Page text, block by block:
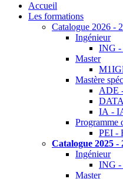
Accueil
Les formations
Catalogue 2026 -
Ingénieur
ING -
Master
Mastère
ADE
IA -
Programme
PEI -
Catalogue 2025 -
Ingénieur
ING -
Master